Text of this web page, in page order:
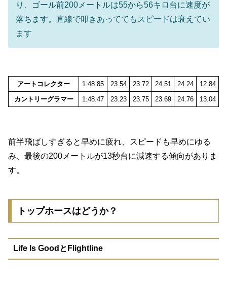
り、ゴール前200メートルは55から56キロ台に速度が
落ちます。直線で叩きあっててもスピードは衰えてい
ます
アートコレクター 1:48.85 23.54 23.72 24.51 24.24
12.84
カントリーグラマー
1:48.47 23.23 23.75 23.69 24.76 13.04
前半飛ばしすぎると早めに疲れ、スピードも早めにゆる
み、最後の200メートルが13秒台に減速する傾向がありま
す。
トップホースはどうか？
Life Is GoodとFlightline